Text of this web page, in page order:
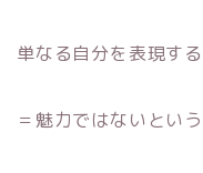
単なる自分を表現す
＝魅力ではないとい